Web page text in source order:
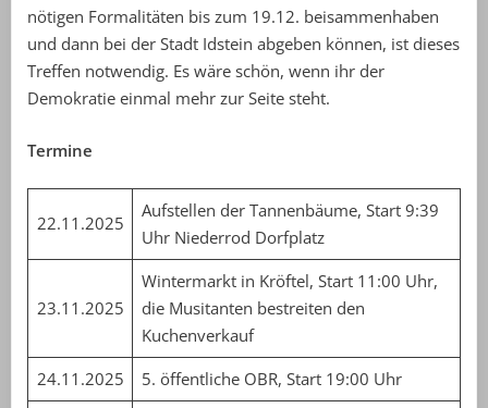
nötigen Formalitäten bis zum 19.12. beisammenhaben
und dann bei der Stadt Idstein abgeben können, ist dieses
Treffen notwendig. Es wäre schön, wenn ihr der
Demokratie einmal mehr zur Seite steht.
Termine
22.11.2025
Aufstellen der Tannenbäume, Start 9:39
Uhr Niederrod Dorfplatz
23.11.2025
Wintermarkt in Kröftel, Start 11:00 Uhr,
die Musitanten bestreiten den
Kuchenverkauf
24.11.2025
5. öffentliche OBR, Start 19:00 Uhr